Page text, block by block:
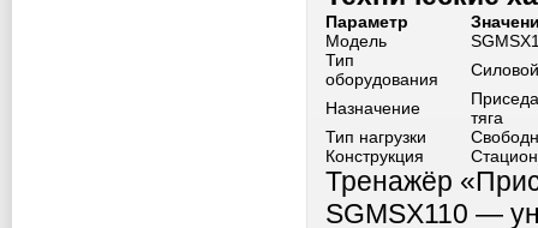
Параметр
Модель
Тип
оборудования
Назначение
тяга
Тип нагрузки
Конструкция
Тренажёр
SGMSX110 —